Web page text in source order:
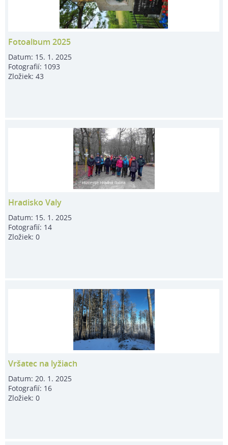
Fotoalbum 2025
Datum: 15. 1. 2025
Fotografií: 1093
Zložiek:43
Hradisko Valy
Datum: 15. 1. 2025
Fotografií: 14
Zložiek:0
Vršatec na lyžiach
Datum: 20. 1. 2025
Fotografií: 16
Zložiek:0